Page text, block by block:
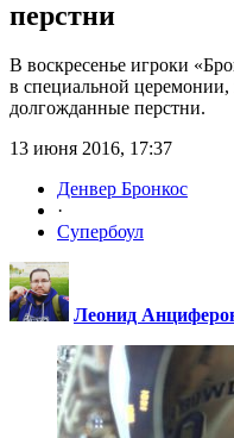
перстни
В воскресенье игроки
в специальной
долгожданные перстни.
13 июня 2016, 17:37
Денвер Бронкос
·
Супербоул
Леонид